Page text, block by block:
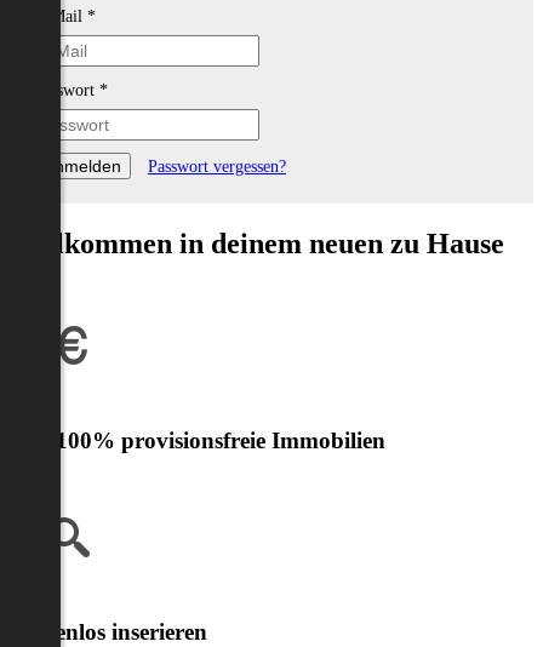
E-Mail *
Passwort *
Passwort vergessen?
Willkommen in deinem neuen zu Hause
Nur 100% provisionsfreie Immobilien
Kostenlos inserieren